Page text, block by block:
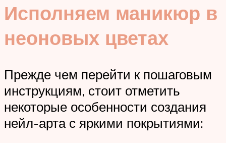
Исполняем маникюр в
неоновых цветах
Прежде чем перейти к пошаговым
инструкциям, стоит отметить
некоторые особенности создания
нейл-арта с яркими покрытиями: